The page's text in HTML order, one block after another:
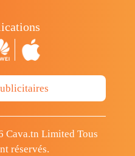
Limited Tous
réservés.